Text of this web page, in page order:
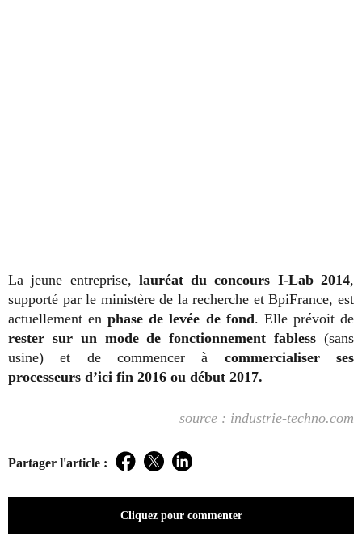
La jeune entreprise, lauréat du concours I-Lab 2014,
supporté par le ministère de la recherche et BpiFrance, est
actuellement enphase de levée de fond. Elle prévoit de
rester sur un mode de fonctionnement fabless (sans
usine) et de commencer à commercialiser ses
processeurs d’ici fin 2016 ou début 2017.
source : industrie-techno.com
Partager l'article : Facebook
TwitterLinkedIn
Cliquez pour commenter